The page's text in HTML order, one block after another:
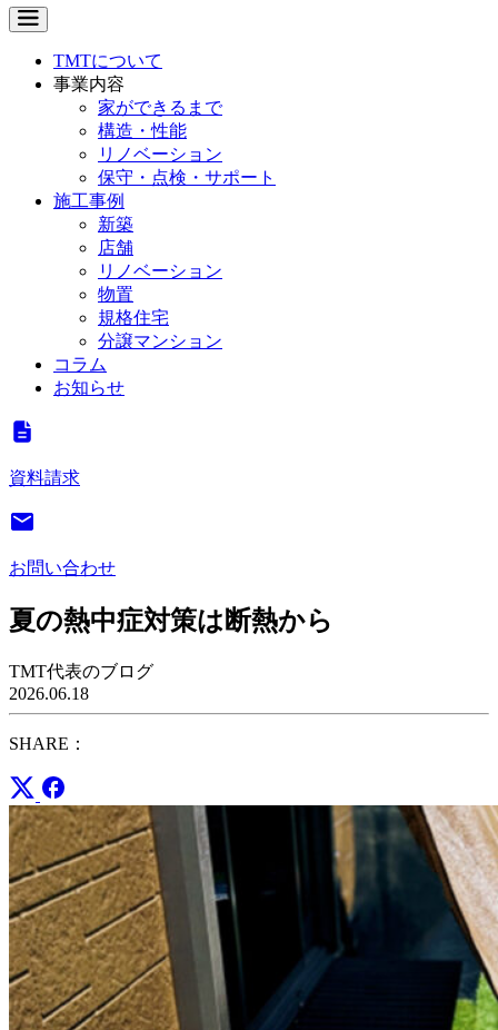
TMTについて
事業内容
家ができるまで
構造・性能
リノベーション
保守・点検・サポート
施工事例
新築
店舗
リノベーション
物置
規格住宅
分譲マンション
コラム
お知らせ
資料請求
お問い合わせ
夏の熱中症対策は断熱から
TMT代表のブログ
2026.06.18
SHARE：